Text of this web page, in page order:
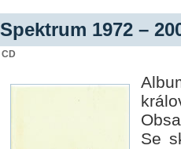
Spektrum 1972 –
CD
Se